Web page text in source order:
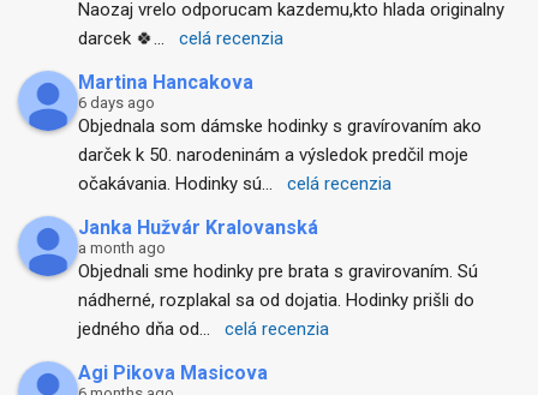
Naozaj vrelo odporucam kazdemu,kto hlada originalny
darcek 🍀... celá recenzia
Martina Hancakova
6 days ago
Objednala som dámske hodinky s gravírovaním ako
darček k 50. narodeninám a výsledok predčil moje
očakávania. Hodinky sú... celá recenzia
Janka Hužvár Kralovanská
a month ago
Objednali sme hodinky pre brata s gravirovaním. Sú
nádherné, rozplakal sa od dojatia. Hodinky prišli do
jedného dňa od... celá recenzia
Agi Pikova Masicova